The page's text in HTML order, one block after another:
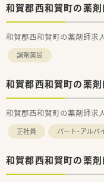
和賀郡西和賀町の薬
和賀郡西和賀町の薬剤師求
調剤薬局
和賀郡西和賀町の薬
和賀郡西和賀町の薬剤師求
正社員 パート・アルバ
和賀郡西和賀町の薬